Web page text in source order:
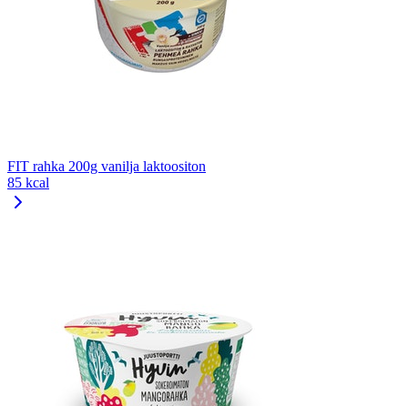
FIT rahka 200g vanilja laktoositon
85 kcal